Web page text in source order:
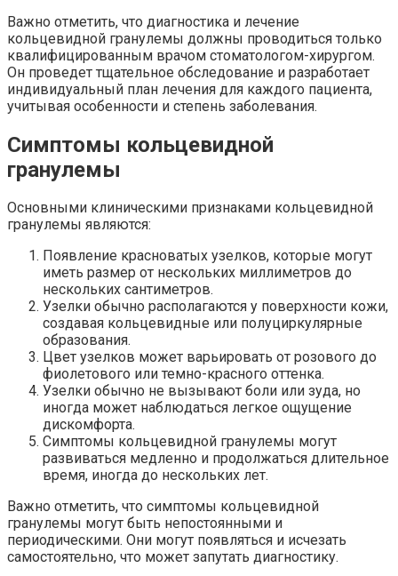
Важно отметить, что диагностика и лечение
кольцевидной гранулемы должны проводиться только
квалифицированным врачом стоматологом-хирургом.
Он проведет тщательное обследование и разработает
индивидуальный план лечения для каждого пациента,
учитывая особенности и степень заболевания.
Симптомы кольцевидной
гранулемы
Основными клиническими признаками кольцевидной
гранулемы являются:
Появление красноватых узелков, которые могут
иметь размер от нескольких миллиметров до
нескольких сантиметров.
Узелки обычно располагаются у поверхности кожи,
создавая кольцевидные или полуциркулярные
образования.
Цвет узелков может варьировать от розового до
фиолетового или темно-красного оттенка.
Узелки обычно не вызывают боли или зуда, но
иногда может наблюдаться легкое ощущение
дискомфорта.
Симптомы кольцевидной гранулемы могут
развиваться медленно и продолжаться длительное
время, иногда до нескольких лет.
Важно отметить, что симптомы кольцевидной
гранулемы могут быть непостоянными и
периодическими. Они могут появляться и исчезать
самостоятельно, что может запутать диагностику.